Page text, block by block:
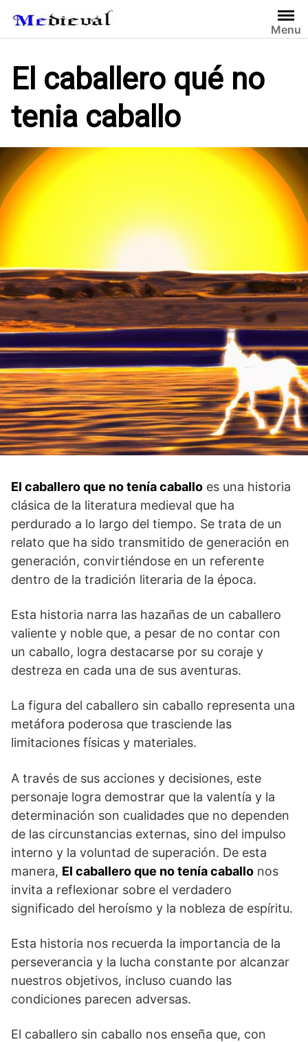
l
o
n
e
o
Menu
El caballero qué no
tenia caballo
El caballero que no tenía caballo ‍es una ⁣historia
‍clásica de la literatura medieval que ha
perdurado a lo largo ‌del tiempo. Se trata​ de un
relato que ha sido transmitido de generación en
generación, ​convirtiéndose en un referente
dentro de la tradición literaria de la ‌época.
Esta​ historia narra las hazañas de un⁢ caballero
valiente y noble‌ que, a pesar de no contar con
un caballo, logra destacarse por ⁢su coraje y‍
destreza en cada una de sus aventuras.
La figura del caballero sin caballo representa una
metáfora poderosa​ que trasciende las ​
limitaciones físicas y materiales.
A través de ‌sus acciones y ‍decisiones, este
‌personaje logra demostrar que ‍la valentía y la
determinación son cualidades que no dependen
de las circunstancias externas, sino ⁢del impulso
interno ‍y la voluntad de superación. De esta
manera, El caballero que no tenía caballo nos
invita a reflexionar sobre el verdadero
significado‌ del heroísmo y la nobleza de espíritu.
Esta historia nos recuerda‌ la⁤ importancia de ⁤la
perseverancia y la lucha constante por alcanzar
nuestros objetivos, incluso cuando las
condiciones ⁣parecen ‌adversas.
El caballero sin caballo ‍nos enseña que, con